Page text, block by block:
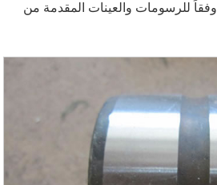
كما أننا نقدم خدمات OEM وفقاً للرسومات والعينات المقدمة من